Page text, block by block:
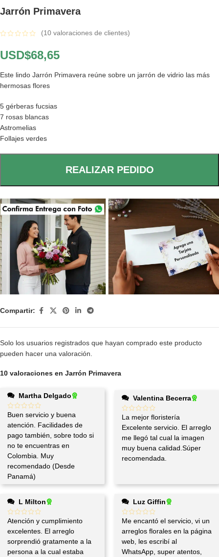
Jarrón Primavera
(10 valoraciones de clientes)
USD$68,65
Este lindo Jarrón Primavera reúne sobre un jarrón de vidrio las más
hermosas flores
5 gérberas fucsias
7 rosas blancas
Astromelias
Follajes verdes
REALIZAR PEDIDO
Compartir:
10 valoraciones en Jarrón Primavera
Martha Delgado
Buen servicio y buena
atención. Facilidades de
pago también, sobre todo si
no te encuentras en
Colombia. Muy
recomendado (Desde
Panamá)
Valentina Becerra
La mejor floristería
Excelente servicio. El arreglo
me llegó tal cual la imagen
muy buena calidad.Súper
recomendada.
L Milton
Atención y cumplimiento
excelentes. El arreglo
sorprendió gratamente a la
persona a la cual estaba
Luz Giffin
Me encantó el servicio, vi un
arreglos florales en la página
web, les escribí al
WhatsApp, super atentos,
Solo los usuarios registrados que hayan comprado este producto
pueden hacer una valoración.